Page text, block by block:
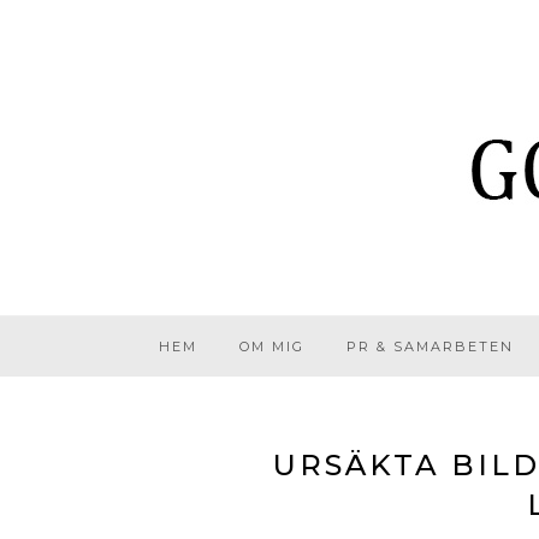
HEM OM MIG PR & SAMARBETEN
URSÄKTA